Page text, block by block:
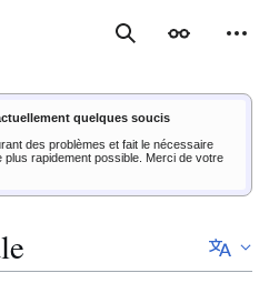
RechercherApparence
quelques soucis
des problèmes et fait le nécessaire
plus rapidement possible. Merci de votre